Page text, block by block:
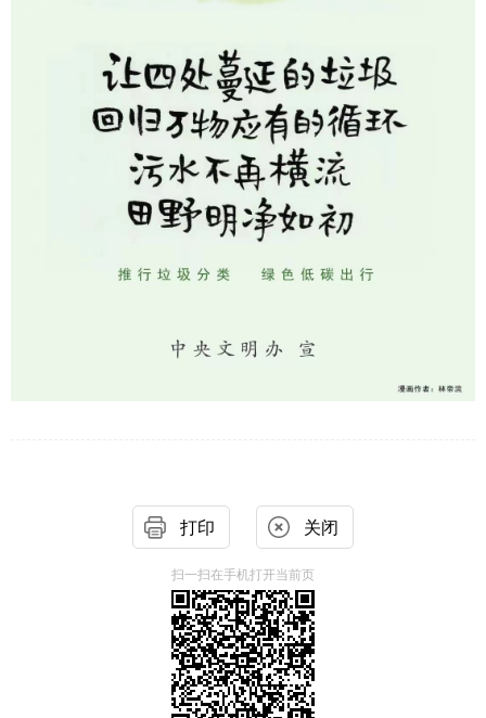
打印 关闭
扫一扫在手机打开当前页